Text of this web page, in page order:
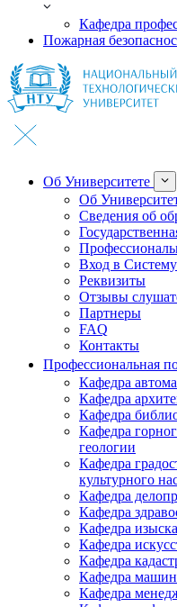
Кафедра
Пожарная
Об Университете
Об
Сведения об
Вход в
Реквизиты
Отзывы
Партнеры
FAQ
Контакты
Профессиональная
Кафедра
Кафедра
Кафедра
Кафедра
геологии
Кафедра
культурного
Кафедра
Кафедра
Кафедра
Кафедра
Кафедра
Кафедра
Кафедра